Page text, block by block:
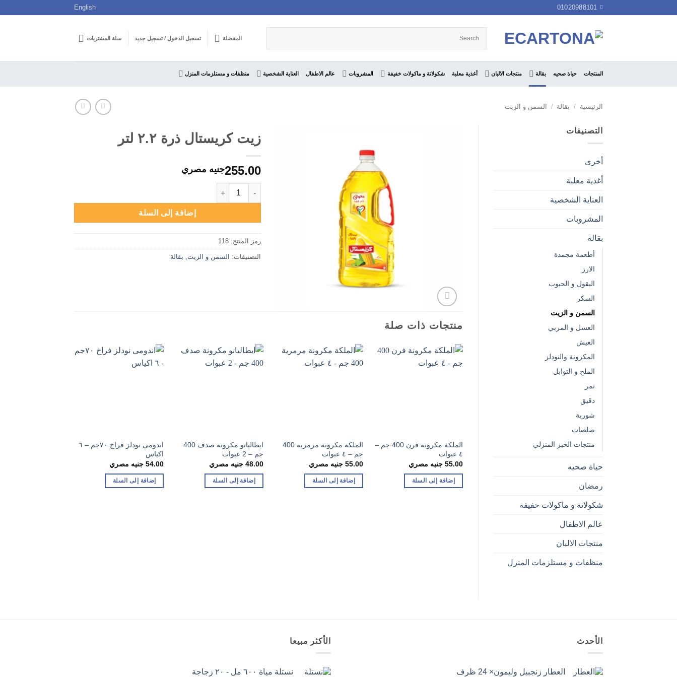
01020988101
English
المفضلة تسجيل الدخول / تسجيل جديد سلة المشتريات
المنتجات حياة صحيه بقالة منتجات الالبان أغذية معلبة شكولاتة و ماكولات خفيفة المشروبات عالم الاطفال العناية الشخصية منظفات و مستلزمات المنزل
الرئيسية / بقالة / السمن و الزيت
التصنيفات
أخرى
أغذية معلبة
العناية الشخصية
المشروبات
بقالة
أطعمة مجمدة
الارز
البقول و الحبوب
السكر
السمن و الزيت
العسل و المربي
العيش
المكرونة والنودلز
الملح و التوابل
تمر
دقيق
شوربة
صلصات
منتجات الخبز المنزلي
حياة صحيه
رمضان
شكولاتة و ماكولات خفيفة
عالم الاطفال
منتجات الالبان
منظفات و مستلزمات المنزل
زيت كريستال ذرة ٢.٢ لتر
255.00جنيه مصري
كمية زيت كريستال ذرة ٢.٢ لتر
إضافة إلى السلة
رمز المنتج:118
التصنيفات: السمن و الزيت بقالة
منتجات ذات صلة
الملكة مكرونة فرن 400 جم –
٤ عبوات
55.00 جنيه مصري
إضافة إلى السلة
الملكة مكرونة مرمرية 400
جم – ٤ عبوات
55.00 جنيه مصري
إضافة إلى السلة
ايطاليانو مكرونة صدف 400
جم – 2 عبوات
48.00 جنيه مصري
إضافة إلى السلة
اندومى نودلز فراخ ٧٠جم – ٦
اكياس
54.00جنيه مصري
إضافة إلى السلة
الأحدث
العطار زنجبيل وليمون× 24 ظرف
الأكثر مبيعا
نستلة مياة ٦٠٠ مل - ٢٠ زجاجة